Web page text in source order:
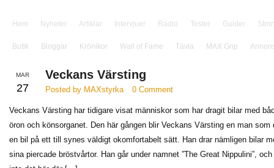
Hem Nyheter Artiklar Intervjuer Radio Tester Guider
Butik Bloggar Krönikor Wall of Fame Tävla MAX Grip
MAR
27
Veckans Värsting
Posted by MAXstyrka 0 Comment
Veckans Värsting har tidigare visat människor som har dragit bilar med
öron och könsorganet. Den här gången blir Veckans Värsting en man som
en bil på ett till synes väldigt okomfortabelt sätt. Han drar nämligen bilar
sina piercade bröstvårtor. Han går under namnet ”The Great Nippulini”,